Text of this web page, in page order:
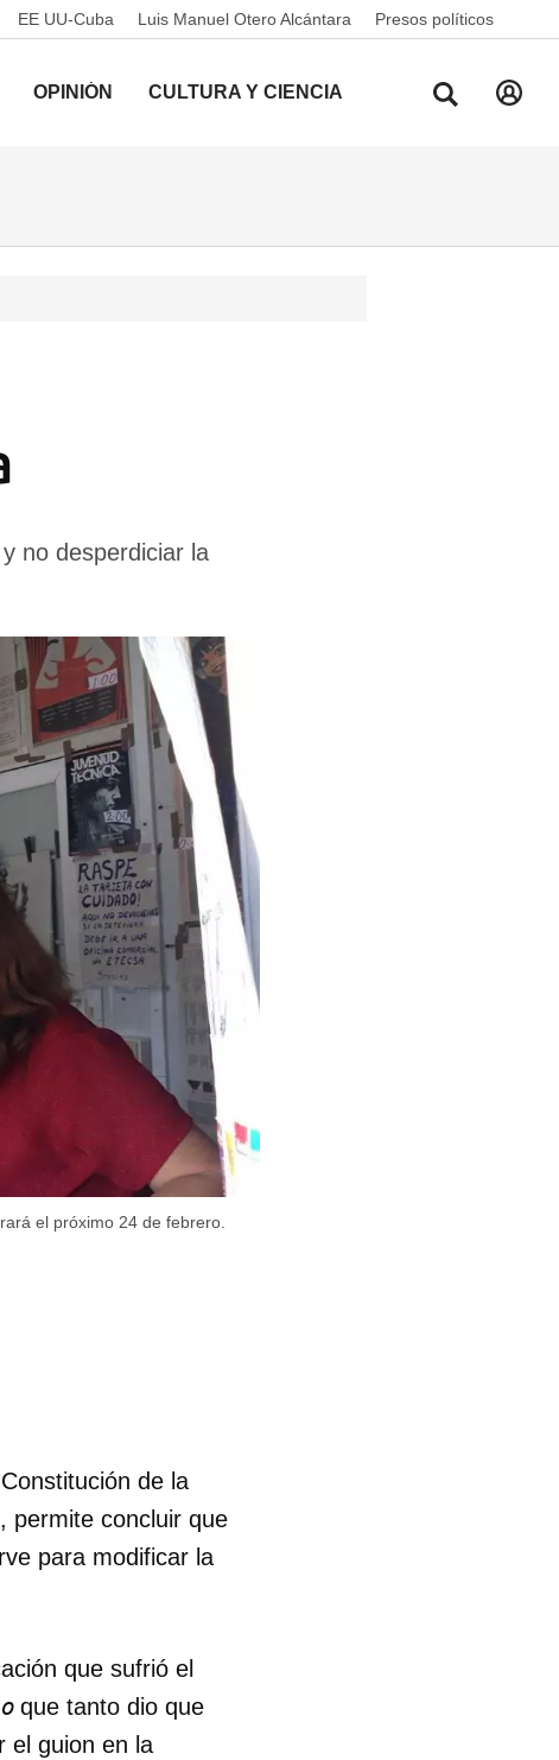
EE UU-Cuba Luis Manuel Otero Alcántara Presos políticos
OPINIÓN CULTURA Y CIENCIA
no desperdiciar la
el próximo 24 de febrero.
de la
permite concluir que
para modificar la
que sufrió el
que tanto dio que
el guion en la